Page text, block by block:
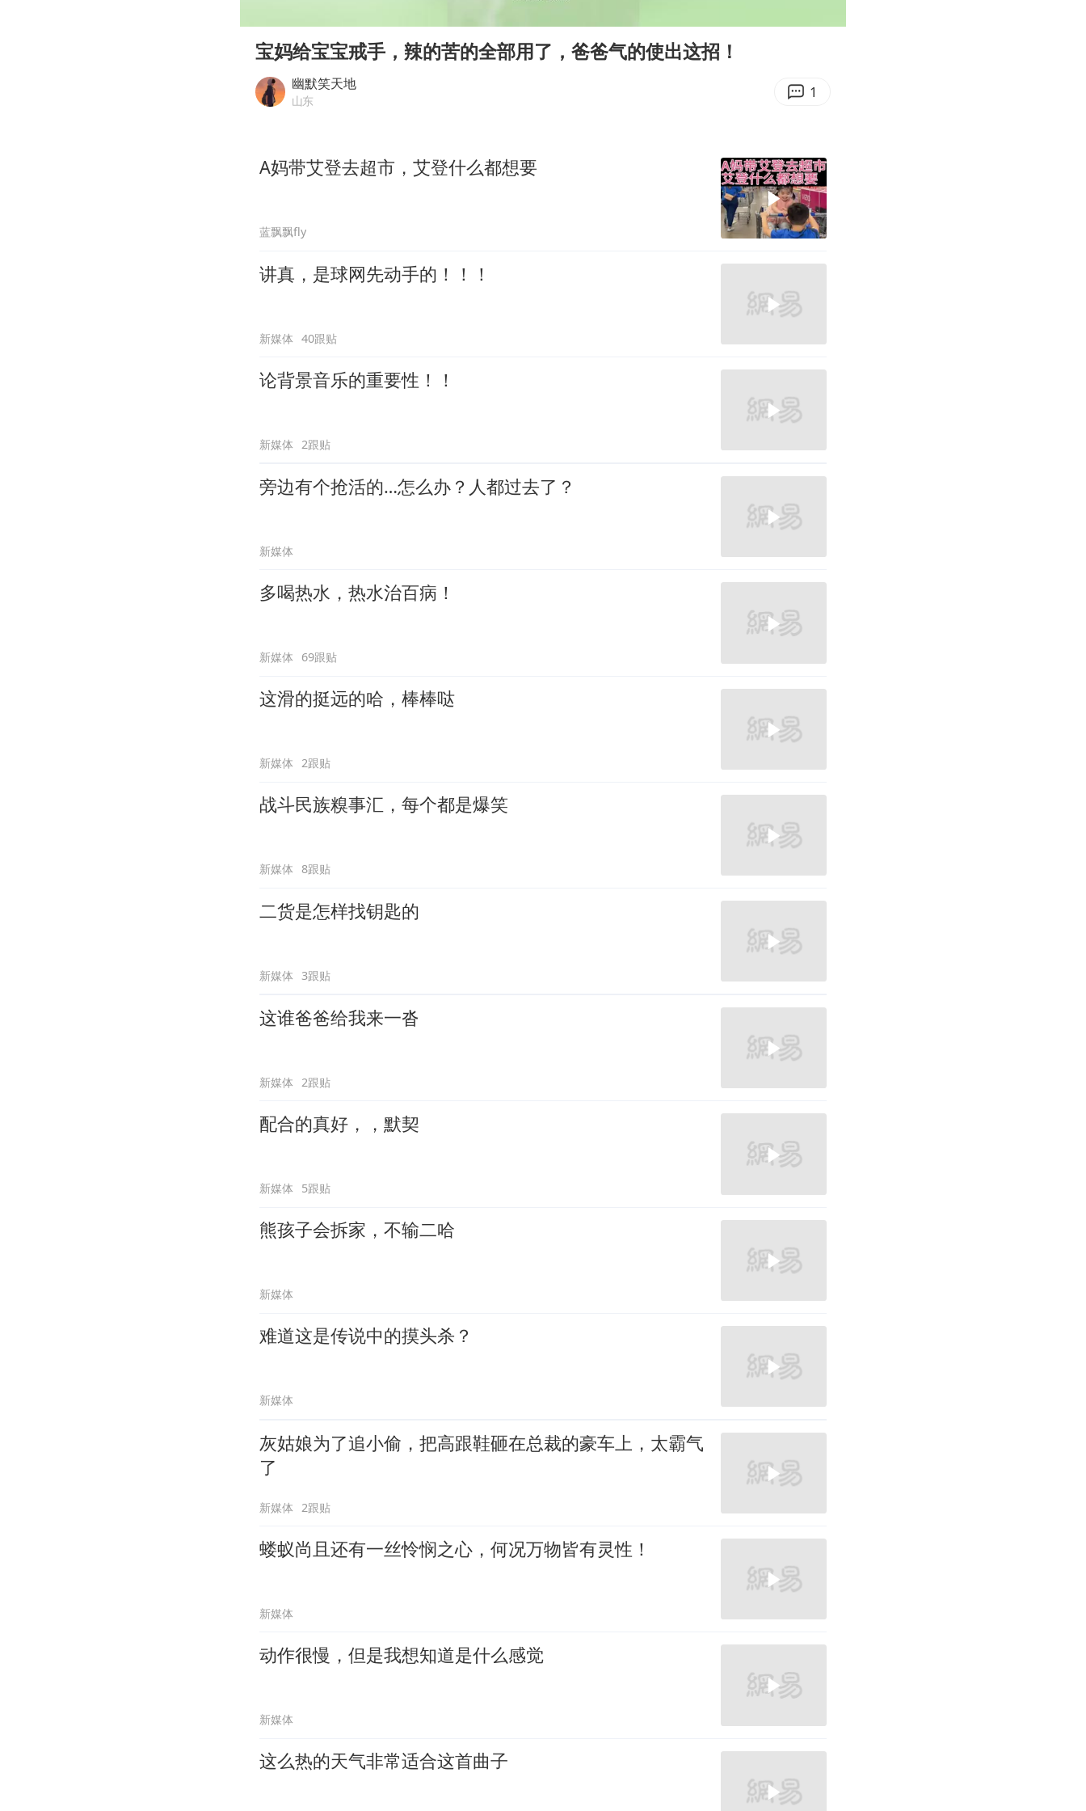
西湖突现狂风暴雨 游客瞬间被浇透
网传《披荆斩棘2026》名单
香港宏福苑火灾或由烟头引起
宝妈给宝宝戒手，辣的苦的全部用了，爸爸气的使出这招！
幽默笑天地
山东 1
A妈带艾登去超市，艾登什么都想要
蓝飘飘fly
讲真，是球网先动手的！！！
新媒体 40跟贴
论背景音乐的重要性！！
新媒体 2跟贴
旁边有个抢活的…怎么办？人都过去了？
新媒体
多喝热水，热水治百病！
新媒体 69跟贴
这滑的挺远的哈，棒棒哒
新媒体 2跟贴
战斗民族糗事汇，每个都是爆笑
新媒体 8跟贴
二货是怎样找钥匙的
新媒体 3跟贴
这谁爸爸给我来一沓
新媒体 2跟贴
配合的真好，，默契
新媒体 5跟贴
熊孩子会拆家，不输二哈
新媒体
难道这是传说中的摸头杀？
新媒体
灰姑娘为了追小偷，把高跟鞋砸在总裁的豪车上，太霸气
了
新媒体 2跟贴
蝼蚁尚且还有一丝怜悯之心，何况万物皆有灵性！
新媒体
动作很慢，但是我想知道是什么感觉
新媒体
这么热的天气非常适合这首曲子